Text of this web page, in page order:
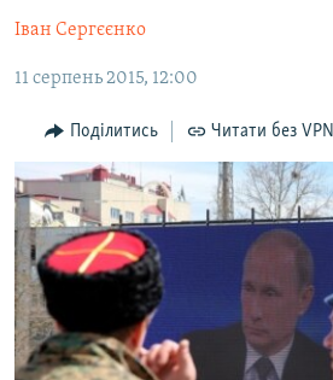
основної
навігації
Перейти
пошуку
БЛОГИ
ПОГЛЯД
ІНТЕРВ'Ю
ВСЕ ЗА ДЕНЬ
СПЕЦПРОЕКТИ
ДЕПОРТАЦІЯ
ВІДЕОУРОКИ «ELIFBE»
СВІДЧЕННЯ ОКУПАЦІЇ
ЯК ОБІЙТИ БЛОКУВАННЯ
Русский
Qırımtatar
Іван Сергєєнко
11 серпень 2015, 12:00
Поділитись Читати без VPN